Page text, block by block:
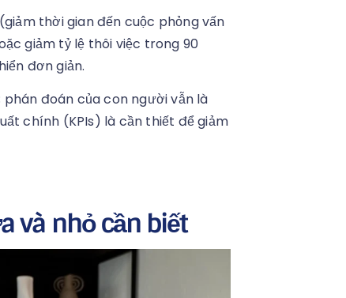
thời gian đến cuộc phỏng vấn
giảm tỷ lệ thôi việc trong 90
đơn giản.
đoán của con người vẫn là
chính (KPIs) là cần thiết để giảm
và nhỏ cần biết